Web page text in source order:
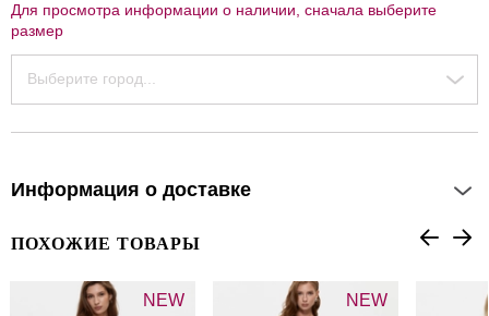
Для просмотра информации о наличии, сначала выберите
размер
Выберите город...
Информация о доставке
ПОХОЖИЕ ТОВАРЫ
NEW NEW